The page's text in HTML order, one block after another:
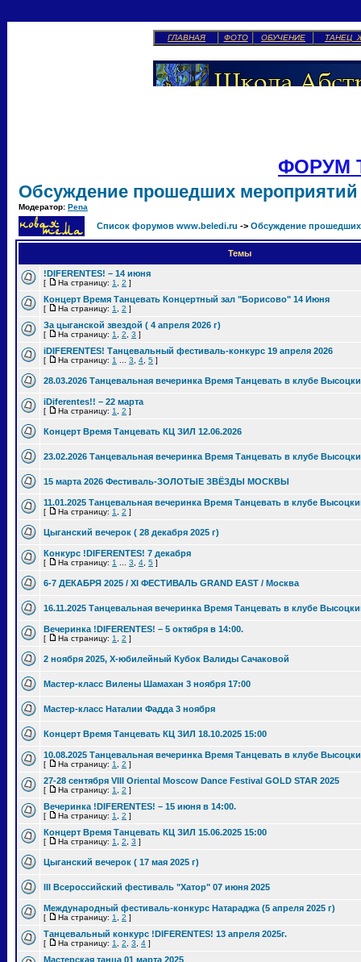
ГЛАВНАЯ ФОТО ОБУЧЕНИЕ ТАНЕЦ
ФОРУМ
Обсуждение прошедших мероприятий
Модератор: Pena
Список форумов www.beledi.ru -> Обсуждение
Темы
!DIFERENTES! – 14 июня
[ На страницу: 1 2 ]
Концерт Время Танцевать Концертный зал "Борисово" 14 Июня
[ На страницу: 1 2 ]
За цыганской звездой ( 4 апреля 2026 г)
[ На страницу: 1 2 3 ]
iDIFERENTES! Танцевальный фестиваль-конкурс 19 апреля 2026
[ На страницу: 1 3 4 5 ]
28.03.2026 Танцевальная вечеринка Время Танцевать в клубе
iDiferentes!! – 22 марта
[ На страницу: 1 2 ]
Концерт Время Танцевать КЦ ЗИЛ 12.06.2026
23.02.2026 Танцевальная вечеринка Время Танцевать в клубе
15 марта 2026 Фестиваль-ЗОЛОТЫЕ ЗВЁЗДЫ МОСКВЫ
11.01.2025 Танцевальная вечеринка Время Танцевать в клубе
[ На страницу: 1 2 ]
Цыганский вечерок ( 28 декабря 2025 г)
Конкурс !DIFERENTES! 7 декабря
[ На страницу: 1 3 4 5 ]
6-7 ДЕКАБРЯ 2025 / XI ФЕСТИВАЛЬ GRAND EAST / Москва
16.11.2025 Танцевальная вечеринка Время Танцевать в клубе
Вечеринка !DIFERENTES! – 5 октября в 14:00.
[ На страницу: 1 2 ]
2 ноября 2025, Х-юбилейный Кубок Валиды Сачаковой
Мастер-класс Вилены Шамахан 3 ноября 17:00
Мастер-класс Наталии Фадда 3 ноября
Концерт Время Танцевать КЦ ЗИЛ 18.10.2025 15:00
10.08.2025 Танцевальная вечеринка Время Танцевать в клубе
[ На страницу: 1 2 ]
27-28 сентября VIII Oriental Moscow Dance Festival GOLD STAR 2025
[ На страницу: 1 2 ]
Вечеринка !DIFERENTES! – 15 июня в 14:00.
[ На страницу: 1 2 ]
Концерт Время Танцевать КЦ ЗИЛ 15.06.2025 15:00
[ На страницу: 1 2 3 ]
Цыганский вечерок ( 17 мая 2025 г)
III Всероссийский фестиваль "Хатор" 07 июня 2025
Международный фестиваль-конкурс Натараджа (5 апреля 2025 г)
[ На страницу: 1 2 ]
Танцевальный конкурс !DIFERENTES! 13 апреля 2025г.
[ На страницу: 1 2 3 4 ]
Мастерская танца 01 марта 2025